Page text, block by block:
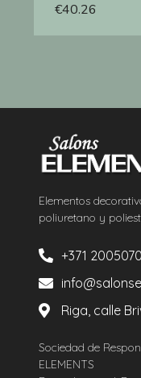
€40.26
Elementos
poliuretano y
+371
Riga, calle
Sociedad de
ELEMENTS